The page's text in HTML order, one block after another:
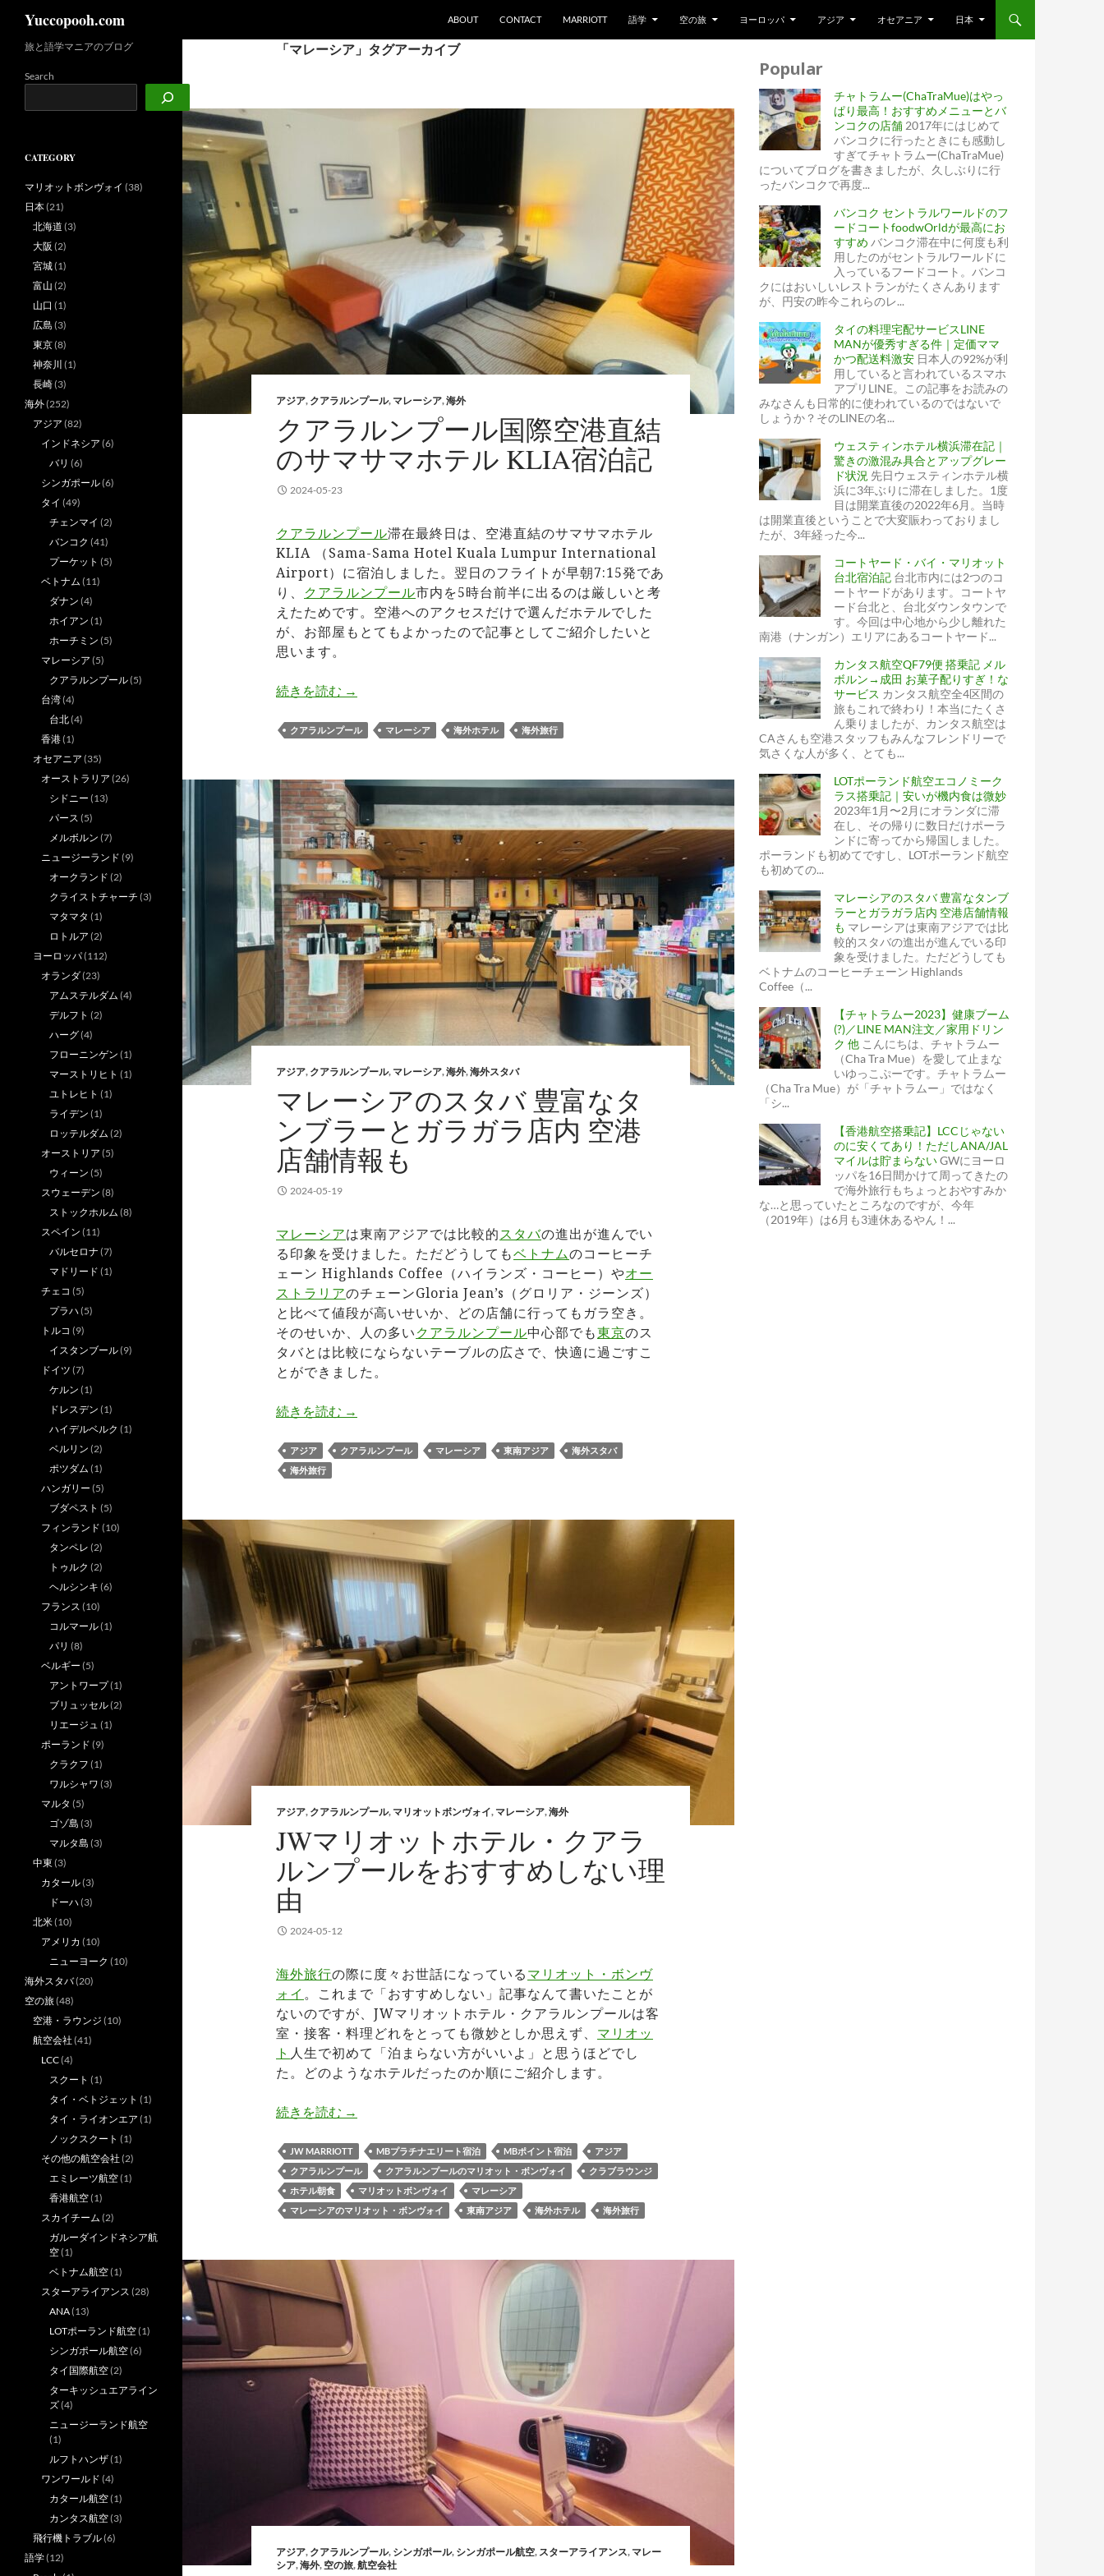
Yuccopooh.com ABOUT CONTACT MARRIOTT 語学 空の旅 ヨーロッパ アジア オセアニア 日本
「マレーシア」タグアーカイブ
アジア, クアラルンプール, マレーシア,海外
クアラルンプール国際空港直結
のサマサマホテル KLIA宿泊記
2024-05-23
クアラルンプール滞在最終日は、空港直結のサマサマホテル
KLIA （Sama-Sama Hotel Kuala Lumpur International
Airport）に宿泊しました。翌日のフライトが早朝7:15発であ
り、 クアラルンプール市内を5時台前半に出るのは厳しいと考
えたためです。空港へのアクセスだけで選んだホテルでした
が、お部屋もとてもよかったので記事としてご紹介したいと
思います。
続きを読む クアラルンプール国際空港直結のサマサマホテル KLIA宿泊記
→
クアラルンプール マレーシア 海外ホテル 海外旅行
アジア, クアラルンプール, マレーシア,海外,海外スタバ
マレーシアのスタバ 豊富なタ
ンブラーとガラガラ店内 空港
店舗情報も
2024-05-19
マレーシアは東南アジアでは比較的スタバの進出が進んでい
る印象を受けました。ただどうしてもベトナムのコーヒーチ
ェーン Highlands Coffee（ハイランズ・コーヒー）やオー
ストラリアのチェーンGloria Jean’s（グロリア・ジーンズ）
と比べて値段が高いせいか、どの店舗に行ってもガラ空き。
そのせいか、人の多いクアラルンプール中心部でも東京のス
タバとは比較にならないテーブルの広さで、快適に過ごすこ
とができました。
続きを読む マレーシアのスタバ 豊富なタンブラーとガラガラ店内 空港店舗情報も
→
アジア クアラルンプール マレーシア 東南アジア
海外スタバ
海外旅行
アジア, クアラルンプール, マリオットボンヴォイ, マレーシア,海外
JWマリオットホテル・クアラ
ルンプールをおすすめしない理
由
2024-05-12
海外旅行の際に度々お世話になっているマリオット・ボンヴ
ォイ 。これまで「おすすめしない」記事なんて書いたことが
ないのですが、JWマリオットホテル・クアラルンプールは客
室・接客・料理どれをとっても微妙としか思えず、 マリオッ
ト 人生で初めて「泊まらない方がいいよ」と思うほどでし
た。どのようなホテルだったのか順にご紹介します。
続きを読む JWマリオットホテル・クアラルンプールをおすすめしない理由
→
JW MARRIOTT MBプラチナエリート宿泊 MBポイント宿泊
アジア
クアラルンプール
クアラルンプールのマリオット・ボンヴォイ
クラブラウンジ
ホテル朝食
マリオットボンヴォイ
マレーシア
マレーシアのマリオット・ボンヴォイ
東南アジア 海外ホテル 海外旅行
アジア, クアラルンプール, シンガポール, シンガポール航空, スターアライアンス, マレー
シア,海外, 空の旅,航空会社
Popular
チャトラムー(ChaTraMue)はやっ
ぱり最高！おすすめメニューとバ
ンコクの店舗 2017年にはじめて
バンコクに行ったときにも感動し
すぎてチャトラムー(ChaTraMue)
についてブログを書きましたが、久しぶりに行
ったバンコクで再度...
バンコク セントラルワールドのフ
ードコートfoodwOrldが最高にお
すすめ バンコク滞在中に何度も利
用したのがセントラルワールドに
入っているフードコート。バンコ
クにはおいしいレストランがたくさんあります
が、円安の昨今これらのレ...
タイの料理宅配サービスLINE
MANが優秀すぎる件｜定価ママ
かつ配送料激安 日本人の92%が利
用していると言われているスマホ
アプリLINE。この記事をお読みの
みなさんも日常的に使われているのではないで
しょうか？そのLINEの名...
ウェスティンホテル横浜滞在記｜
驚きの激混み具合とアップグレー
ド状況 先日ウェスティンホテル横
浜に3年ぶりに滞在しました。1度
目は開業直後の2022年6月。当時
は開業直後ということで大変賑わっておりまし
たが、3年経った今...
コートヤード・バイ・マリオット
台北宿泊記 台北市内には2つのコ
ートヤードがあります。コートヤ
ード台北と、台北ダウンタウンで
す。今回は中心地から少し離れた
南港（ナンガン）エリアにあるコートヤード...
カンタス航空QF79便 搭乗記 メル
ボルン→成田 お菓子配りすぎ！な
サービス カンタス航空全4区間の
旅もこれで終わり！本当にたくさ
ん乗りましたが、カンタス航空は
CAさんも空港スタッフもみんなフレンドリーで
気さくな人が多く、とても...
LOTポーランド航空エコノミーク
ラス搭乗記｜安いが機内食は微妙
2023年1月〜2月にオランダに滞
在し、その帰りに数日だけポーラ
ンドに寄ってから帰国しました。
ポーランドも初めてですし、LOTポーランド航空
も初めての...
マレーシアのスタバ 豊富なタンブ
ラーとガラガラ店内 空港店舗情報
も マレーシアは東南アジアでは比
較的スタバの進出が進んでいる印
象を受けました。ただどうしても
ベトナムのコーヒーチェーン Highlands
Coffee（...
【チャトラムー2023】健康ブーム
(?)／LINE MAN注文／家用ドリン
ク 他 こんにちは、チャトラムー
（Cha Tra Mue）を愛して止まな
いゆっこぷーです。チャトラムー
（Cha Tra Mue）が「チャトラムー」ではなく
「シ...
【香港航空搭乗記】LCCじゃない
のに安くてあり！ただしANA/JAL
マイルは貯まらないGWにヨーロ
ッパを16日間かけて周ってきたの
で海外旅行もちょっとおやすみか
な…と思っていたところなのですが、今年
（2019年）は6月も3連休あるやん！...
旅と語学マニアのブログ
Search
CATEGORY
マリオットボンヴォイ (38)
日本(21)
北海道 (3)
大阪 (2)
宮城(1)
富山 (2)
山口 (1)
広島 (3)
東京(8)
神奈川 (1)
長崎(3)
海外(252)
アジア (82)
インドネシア (6)
バリ (6)
シンガポール(6)
タイ (49)
チェンマイ (2)
バンコク (41)
プーケット (5)
ベトナム (11)
ダナン (4)
ホイアン (1)
ホーチミン (5)
マレーシア (5)
クアラルンプール(5)
台湾(4)
台北(4)
香港(1)
オセアニア (35)
オーストラリア (26)
シドニー (13)
パース (5)
メルボルン (7)
ニュージーランド (9)
オークランド (2)
クライストチャーチ (3)
マタマタ (1)
ロトルア (2)
ヨーロッパ(112)
オランダ(23)
アムステルダム (4)
デルフト (2)
ハーグ(4)
フローニンゲン (1)
マーストリヒト (1)
ユトレヒト (1)
ライデン (1)
ロッテルダム (2)
オーストリア (5)
ウィーン (5)
スウェーデン (8)
ストックホルム (8)
スペイン (11)
バルセロナ (7)
マドリード (1)
チェコ (5)
プラハ(5)
トルコ (9)
イスタンブール(9)
ドイツ (7)
ケルン (1)
ドレスデン (1)
ハイデルベルク (1)
ベルリン (2)
ポツダム (1)
ハンガリー (5)
ブダペスト (5)
フィンランド (10)
タンペレ (2)
トゥルク (2)
ヘルシンキ (6)
フランス (10)
コルマール(1)
パリ (8)
ベルギー (5)
アントワープ(1)
ブリュッセル(2)
リエージュ (1)
ポーランド (9)
クラクフ (1)
ワルシャワ (3)
マルタ (5)
ゴゾ島 (3)
マルタ島 (3)
中東 (3)
カタール(3)
ドーハ(3)
北米(10)
アメリカ (10)
ニューヨーク (10)
海外スタバ(20)
空の旅(48)
空港・ラウンジ (10)
航空会社 (41)
LCC(4)
スクート (1)
タイ・ベトジェット (1)
タイ・ライオンエア (1)
ノックスクート (1)
その他の航空会社 (2)
エミレーツ航空(1)
香港航空(1)
スカイチーム (2)
ガルーダインドネシア航
空(1)
ベトナム航空(1)
スターアライアンス (28)
ANA(13)
LOTポーランド航空(1)
シンガポール航空(6)
タイ国際航空(2)
ターキッシュエアライン
ズ(4)
ニュージーランド航空
(1)
ルフトハンザ(1)
ワンワールド (4)
カタール航空(1)
カンタス航空(3)
飛行機トラブル(6)
語学(12)